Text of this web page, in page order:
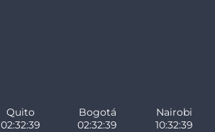
Quito
02:32:40
Bogotá
02:32:40
Nairobi
10:32:40